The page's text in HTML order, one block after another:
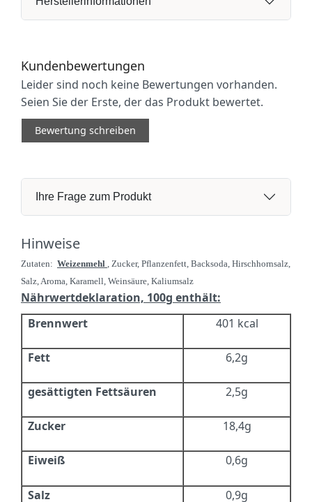
Kundenbewertungen
Leider sind noch keine Bewertungen vorhanden.
Seien Sie der Erste, der das Produkt bewertet.
Bewertung schreiben
Ihre Frage zum Produkt
Hinweise
Zutaten: Weizenmehl
, Zucker, Pflanzenfett, Backsoda, Hirschhornsalz,
Salz, Aroma, Karamell, Weinsäure, Kaliumsalz
Nährwertdeklaration, 100g enthält:
Brennwert
401 kcal
Fett 6,2g
gesättigten Fettsäuren 2,5g
Zucker 18,4g
Eiweiß 0,6g
Salz 0,9g